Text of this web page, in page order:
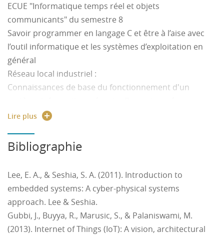
- Comprendre et maîtriser les méthodes et techniques
dans les réseaux de communication, dans le cadre
d’une modélisation générale des réseaux de
communication à vocation industrielle : automatisme,
- Développer une application s'intégrant dans un
réseau spécifique.
ECUE "Informatique temps réel et objets
communicants" du semestre 8
Savoir programmer en langage C et être à l’aise avec
l’outil informatique et les systèmes d’exploitation en
général
Réseau local industriel :
Connaissances de base du fonctionnement d'un
Connaissances de base d'un système Unix
communicants » du semestre 8
Lire plus
Bibliographie
Lee, E. A., & Seshia, S. A. (2011). Introduction to
embedded systems: A cyber-physical systems
approach. Lee & Seshia.
Gubbi, J., Buyya, R., Marusic, S., & Palaniswami, M.
(2013). Internet of Things (IoT): A vision, architectural